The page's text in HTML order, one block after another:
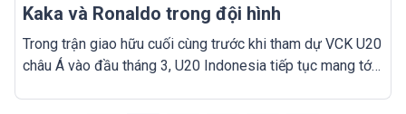
Kaka và Ronaldo trong đội hình
Trong trận giao hữu cuối cùng trước khi tham dự VCK U20
châu Á vào đầu tháng 3, U20 Indonesia tiếp tục mang tới